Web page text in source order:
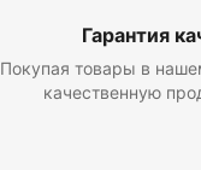
Гарантия
Покупая товары в
качественную